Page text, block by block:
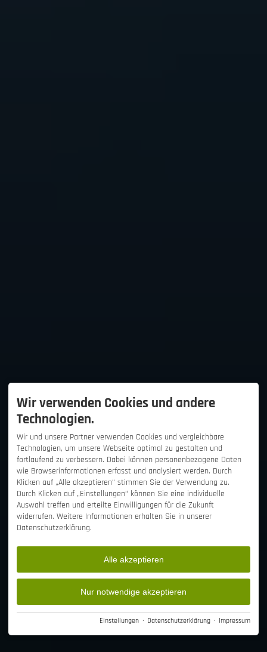
Wir verwenden Cookies und andere
Technologien.
Wir und unsere Partner verwenden Cookies und vergleichbare
Technologien, um unsere Webseite optimal zu gestalten und
fortlaufend zu verbessern. Dabei können personenbezogene Daten
wie Browserinformationen erfasst und analysiert werden. Durch
Klicken auf „Alle akzeptieren“ stimmen Sie der Verwendung zu.
Durch Klicken auf „Einstellungen“ können Sie eine individuelle
Auswahl treffen und erteilte Einwilligungen für die Zukunft
widerrufen. Weitere Informationen erhalten Sie in unserer
Datenschutzerklärung.
Alle akzeptieren
Nur notwendige akzeptieren
Einstellungen · Datenschutzerklärung · Impressum